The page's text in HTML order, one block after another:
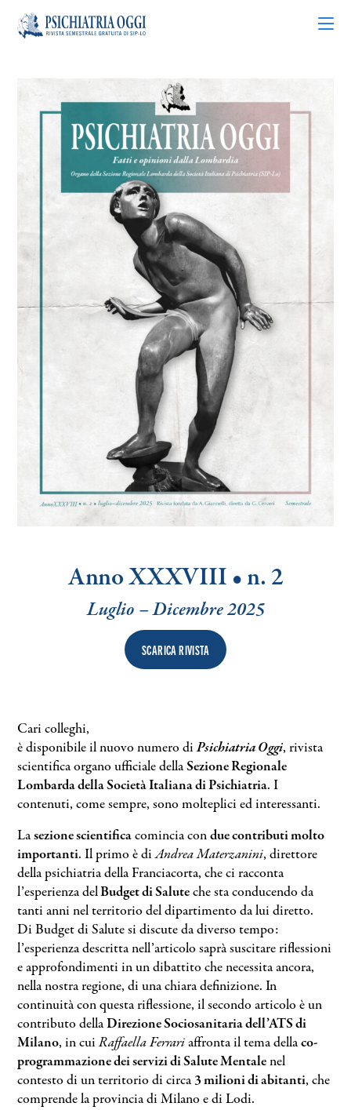
Articoli
Riviste
Bacheca
Chi siamo
Contatti
Anno XXXVIII • n. 2
Luglio – Dicembre 2025
SCARICA RIVISTA
Cari colleghi,
è disponibile il nuovo numero diPsichiatria Oggi, rivista
scientifica organo ufficiale dellaSezione Regionale
Lombarda della Società Italiana di Psichiatria. I
contenuti, come sempre, sono molteplici ed interessanti.
Lasezione scientificacomincia condue contributi molto
importanti. Il primo è diAndrea Materzanini, direttore
della psichiatria della Franciacorta, che ci racconta
l’esperienza delBudget di Saluteche sta conducendo da
tanti anni nel territorio del dipartimento da lui diretto.
Di Budget di Salute si discute da diverso tempo:
l’esperienza descritta nell’articolo saprà suscitare riflessioni
e approfondimenti in un dibattito che necessita ancora,
nella nostra regione, di una chiara definizione. In
continuità con questa riflessione, il secondo articolo è un
contributo dellaDirezione Sociosanitaria dell’ATS di
Milano, in cuiRaffaella Ferrariaffronta il tema dellaco-
programmazione dei servizi di Salute Mentalenel
contesto di un territorio di circa 3 milioni di abitanti, che
comprende la provincia di Milano e di Lodi.